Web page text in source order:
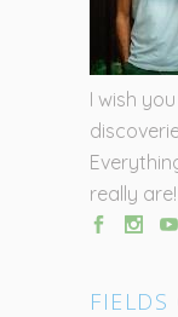
I wish
really are!
FIELDS